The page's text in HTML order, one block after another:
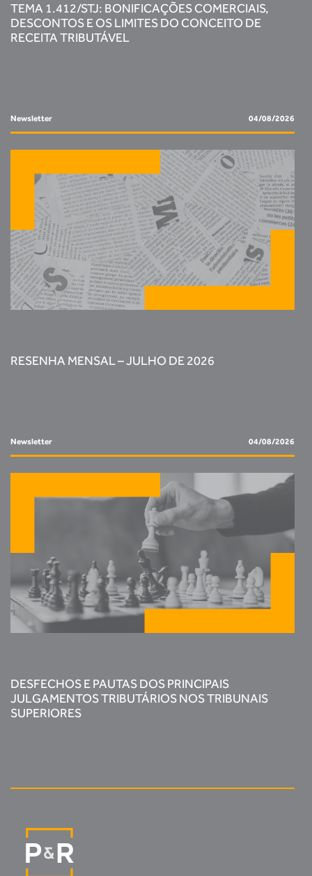
TEMA 1.412/STJ: BONIFICAÇÕES COMERCIAIS,
DESCONTOS E OS LIMITES DO CONCEITO DE
RECEITA TRIBUTÁVEL
Newsletter 04/08/2026
RESENHA MENSAL – JULHO DE 2026
Newsletter 04/08/2026
DESFECHOS E PAUTAS DOS PRINCIPAIS
JULGAMENTOS TRIBUTÁRIOS NOS TRIBUNAIS
SUPERIORES